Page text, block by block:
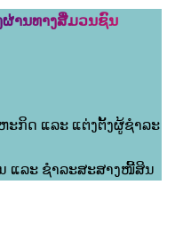
ນທາງສື່ມວນຊົນ
ະກິດ ແລະ ແຕ່ງຕັ້ງຜູ້ຊຳລະ
ແລະ ຊຳລະສະສາງໜີ້ສິນ